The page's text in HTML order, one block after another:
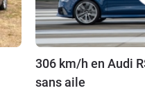
306 km/h en Audi
sans aile